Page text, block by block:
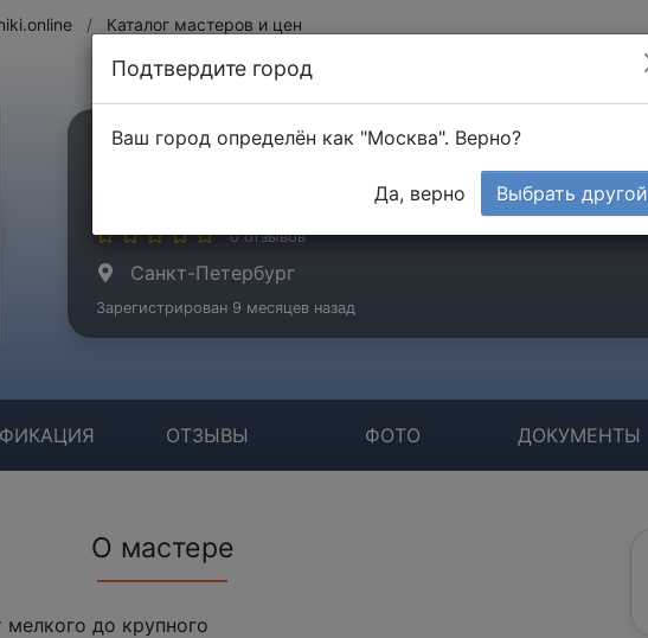
/ Каталог мастеров и цен
Лаптев Сергей
0 отзывов
Санкт-Петербург
Зарегистрирован 9 месяцев назад
ОТЗЫВЫ ФОТО ДОКУМЕНТЫ
О мастере
до крупного
Подтвердите город
Ваш город определён как "Москва". Верно?
Да, верно Выбрать другой